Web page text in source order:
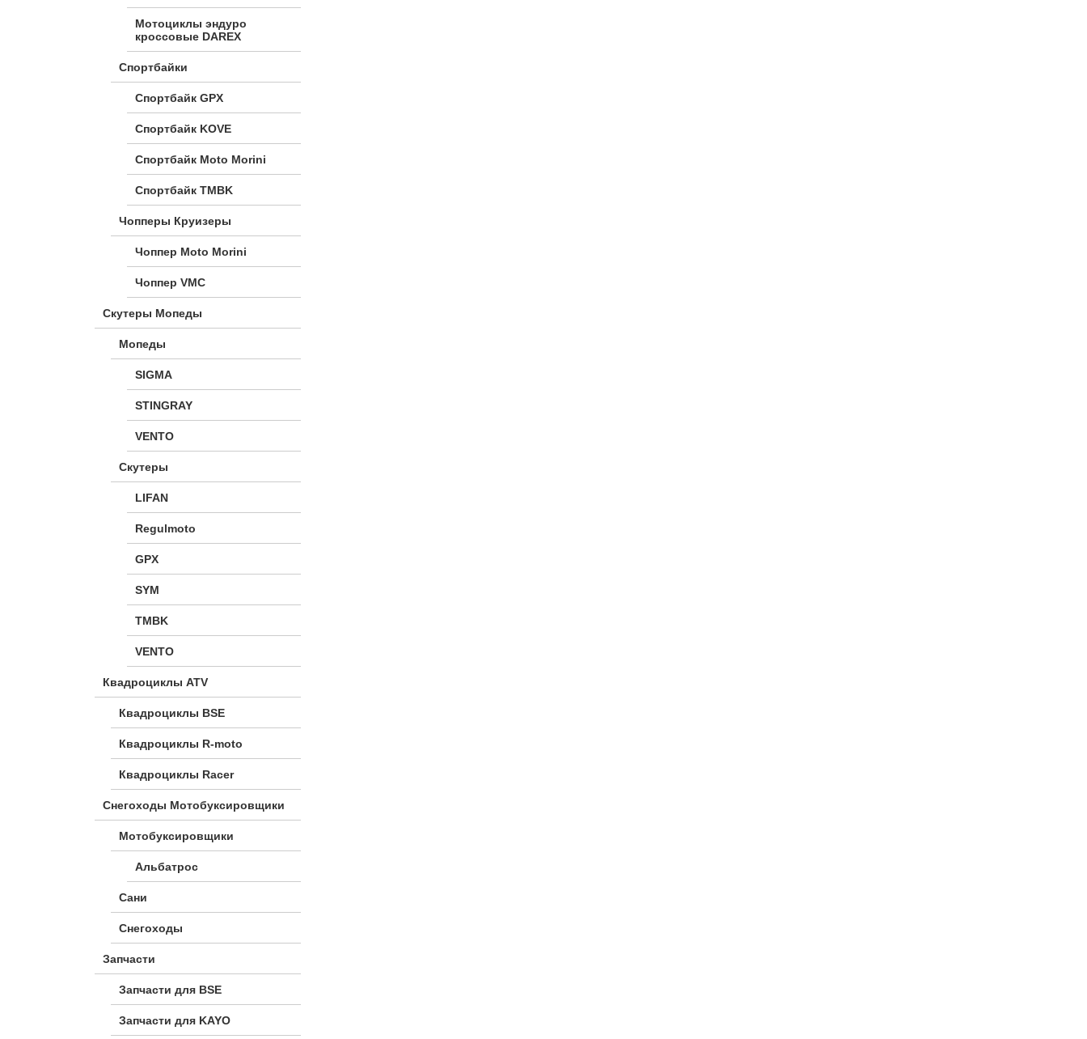
Мотоциклы эндуро
кроссовые DAREX
Спортбайки
Спортбайк GPX
Спортбайк KOVE
Спортбайк Moto Morini
Спортбайк TMBK
Чопперы Круизеры
Чоппер Moto Morini
Чоппер VMC
Скутеры Мопеды
Мопеды
SIGMA
STINGRAY
VENTO
Скутеры
LIFAN
Regulmoto
GPX
SYM
TMBK
VENTO
Квадроциклы ATV
Квадроциклы BSE
Квадроциклы R-moto
Квадроциклы Racer
Снегоходы Мотобуксировщики
Мотобуксировщики
Альбатрос
Сани
Снегоходы
Запчасти
Запчасти для BSE
Запчасти для KAYO